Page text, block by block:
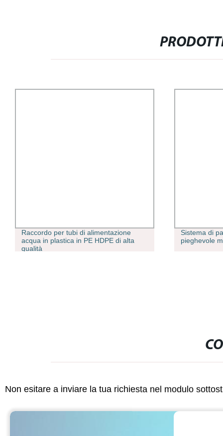
Sistema di partizione a parete in MDF
pieghevole mobile
2022
interno
Non esitare a inviare la tua richiesta nel modulo